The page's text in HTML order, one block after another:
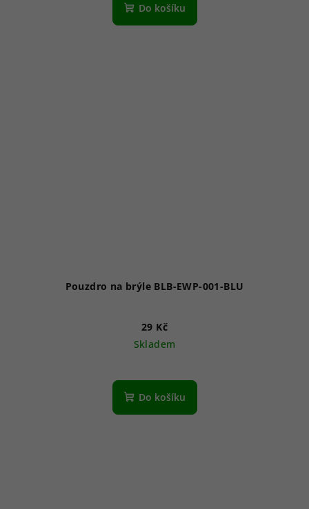
Do košíku
Pouzdro na brýle BLB-EWP-001-BLU
29 Kč
Skladem
Do košíku